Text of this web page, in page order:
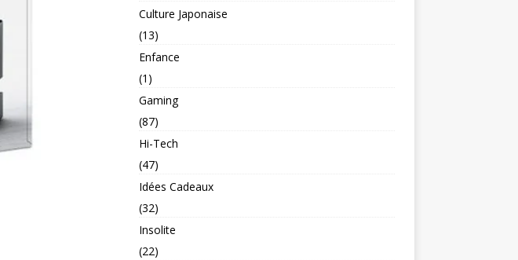
Culture Japonaise
(13)
Enfance
(1)
Gaming
(87)
Hi-Tech
(47)
Idées Cadeaux
(32)
Insolite
(22)